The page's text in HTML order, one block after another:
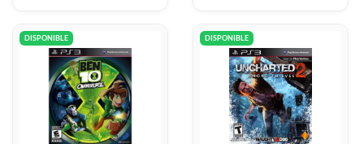
DISPONIBLE DISPONIBLE